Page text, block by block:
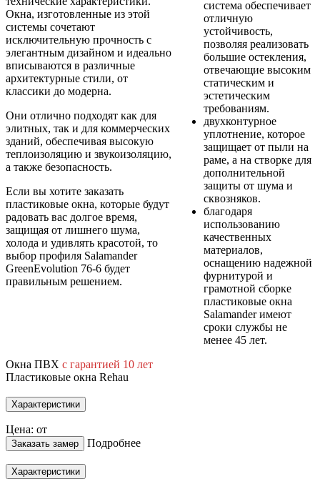
Окна, изготовленные из этой
системы сочетают
исключительную прочность с
элегантным дизайном и идеально
вписываются в различные
архитектурные стили, от
классики до модерна.
Они отлично подходят как для
элитных, так и для коммерческих
зданий, обеспечивая высокую
теплоизоляцию и звукоизоляцию,
а также безопасность.
Если вы хотите заказать
пластиковые окна, которые будут
радовать вас долгое время,
защищая от лишнего шума,
холода и удивлять красотой, то
выбор профиля Salamander
GreenEvolution 76-6 будет
правильным решением.
система обеспечивает
отличную
устойчивость,
позволяя реализовать
большие остекления,
отвечающие высоким
статическим и
эстетическим
требованиям.
двухконтурное
уплотнение, которое
защищает от пыли на
раме, а на створке для
дополнительной
защиты от шума и
сквозняков.
благодаря
использованию
качественных
материалов,
оснащению надежной
фурнитурой и
грамотной сборке
пластиковые окна
Salamander имеют
сроки службы не
менее 45 лет.
Окна ПВХ с гарантией 10 лет
Пластиковые окна Rehau
Характеристики
Цена: от
Заказать замер Подробнее
Характеристики